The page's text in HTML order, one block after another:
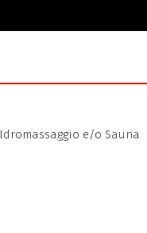
Idromassaggio e/o Sauna